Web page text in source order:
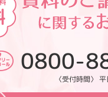
0800-
〈受付時間〉